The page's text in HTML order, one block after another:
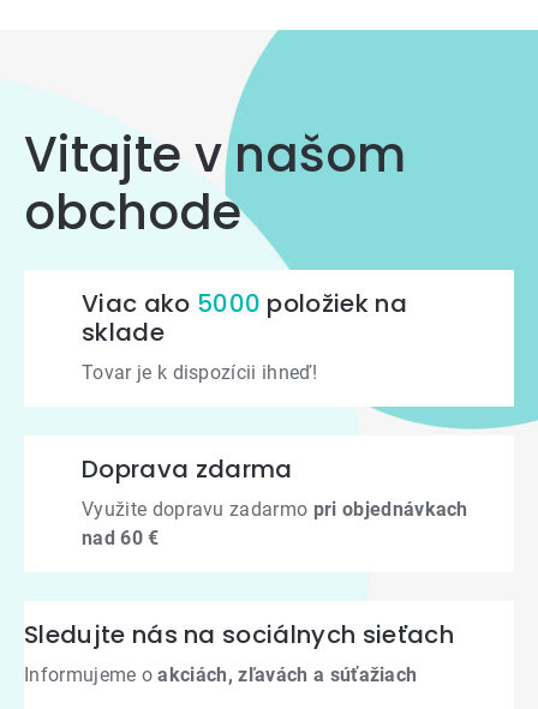
Vitajte v našom
obchode
Viac ako 5000 položiek na
sklade
Tovar je k dispozícii ihneď!
Doprava zdarma
Využite dopravu zadarmo pri objednávkach
nad 60 €
Sledujte nás na sociálnych sieťach
Informujeme oakciách, zľavách a súťažiach